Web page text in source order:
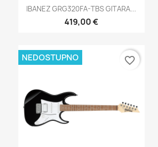
Brzi pregled
IBANEZ GRG320FA-TBS GITARA...
419,00 €
NEDOSTUPNO favorite_border